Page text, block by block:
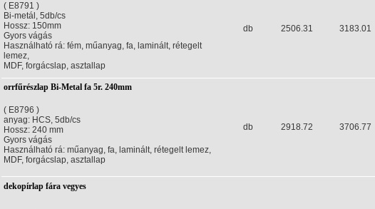
db 2506.31 3183.01
( E8791 )
Bi-metál, 5db/cs
Hossz: 150mm
Gyors vágás
Használható rá: fém, műanyag, fa, laminált, rétegelt
lemez,
MDF, forgácslap, asztallap
orrfűrészlap Bi-Metal fa 5r. 240mm
db 2918.72 3706.77
( E8796 )
anyag: HCS, 5db/cs
Hossz: 240 mm
Gyors vágás
Használható rá: műanyag, fa, laminált, rétegelt lemez,
MDF, forgácslap, asztallap
dekopírlap fára vegyes